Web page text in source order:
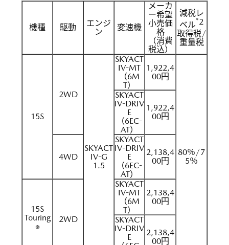
機種 駆動
エンジ
ン
変速機
メーカ
ー希望
小売価
格
（消費
税込）
減税レ
ベル*2
取得税/
重量税
15S
2WD
SKYACT
IV-G
1.5
SKYACT
IV-MT
（6M
T）
1,922,4
00円
80％/7
5％
SKYACT
IV-DRIV
E
（6EC-
AT）
1,922,4
00円
4WD
SKYACT
IV-DRIV
E
（6EC-
AT）
2,138,4
00円
15S
Touring
※
2WD
SKYACT
IV-MT
（6M
T）
2,138,4
00円
SKYACT
IV-DRIV
E
2,138,4
00円